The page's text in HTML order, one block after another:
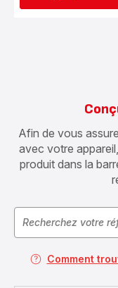
Afin de vous
avec votre
produit dans la
Comment